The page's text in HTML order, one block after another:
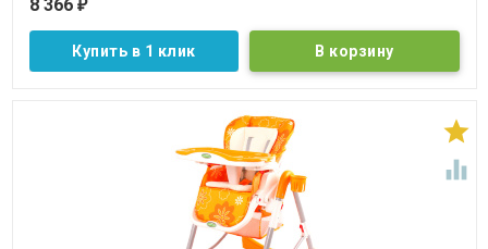
8 366 ₽
Купить в 1 клик

